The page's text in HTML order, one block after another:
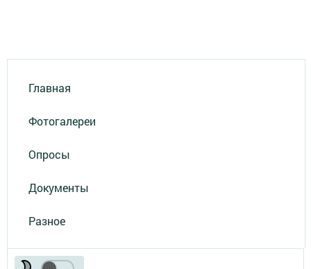
Главная
Фотогалереи
Опросы
Документы
Разное